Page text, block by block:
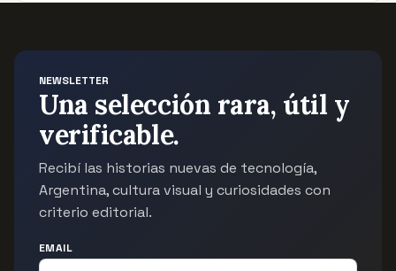
NEWSLETTER
Una selección rara, útil y
verificable.
Recibí las historias nuevas de tecnología,
Argentina, cultura visual y curiosidades con
criterio editorial.
EMAIL